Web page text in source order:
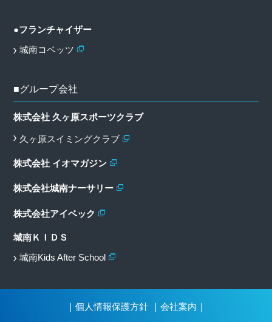
●フランチャイザー
城南コベッツ
■グループ会社
株式会社 久ヶ原スポーツクラブ
久ヶ原スイミングクラブ
株式会社 イオマガジン
株式会社城南ナーサリー
株式会社アイベック
城南ＫＩＤＳ
城南Kids After School
｜ 個人情報保護方針 ｜ 会社案内 ｜